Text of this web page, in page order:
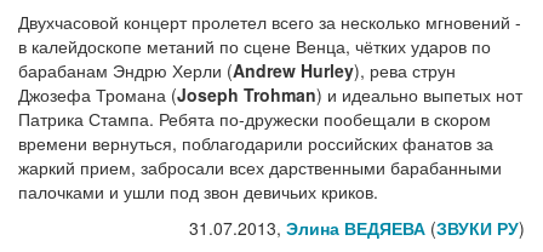
Двухчасовой концерт пролетел всего за несколько мгновений -
в калейдоскопе метаний по сцене Венца, чётких ударов по
барабанам Эндрю Херли (Andrew Hurley), рева струн
Джозефа Тромана (Joseph Trohman) и идеально выпетых нот
Патрика Стампа. Ребята по-дружески пообещали в скором
времени вернуться, поблагодарили российских фанатов за
жаркий прием, забросали всех дарственными барабанными
палочками и ушли под звон девичьих криков.
31.07.2013, Элина ВЕДЯЕВА (ЗВУКИ РУ)